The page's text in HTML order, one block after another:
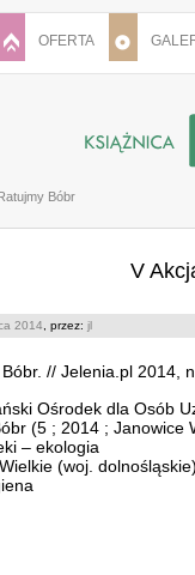
OFERTA
Bóbr
V
2014 , przez: jl
// Jelenia.pl 2014,
Ośrodek dla Osób
(5 ; 2014 ; Janowice
– ekologia
(woj.